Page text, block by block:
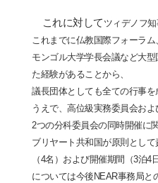
これに対して ツィデノフ知
これまでに仏教国際フォ ーラム
モンゴル大学学長会議など大型
た経験があることから、
議長団体としても全ての行事
うえで、高位級実務委員会およ
2つの分科委員会の同時開催に
ブリヤー ト共和 国が原則として
（4名）および開催期間（3泊4
については今後 NEAR事務局と